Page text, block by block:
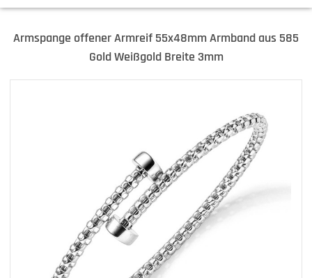
Armspange offener Armreif 55x48mm Armband aus 585
Gold Weißgold Breite 3mm